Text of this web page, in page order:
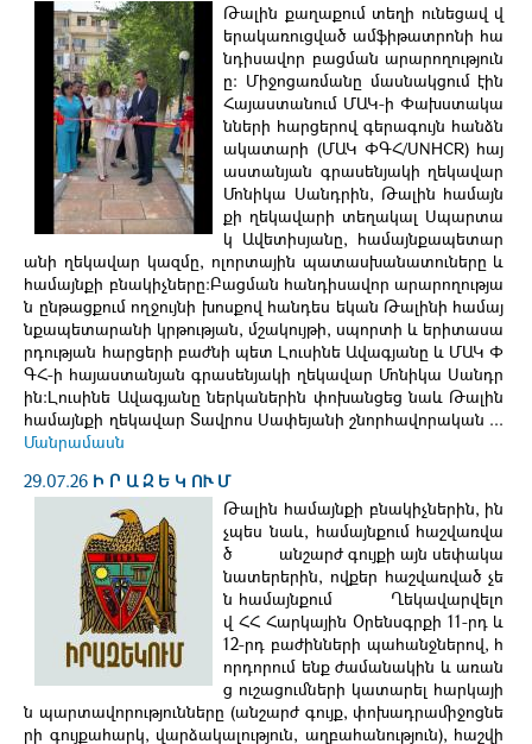
Թալին քաղաքում տեղի ունեցավ վ
երակառուցված ամֆիթատրոնի հա
նդիսավոր բացման արարողություն
ը։ Միջոցառմանը մասնակցում էին
Հայաստանում ՄԱԿ-ի Փախստակա
նների հարցերով գերագույն հանձն
ակատարի (ՄԱԿ ՓԳՀ/UNHCR) հայ
աստանյան գրասենյակի ղեկավար
Մոնիկա Սանդրին, Թալին համայն
քի ղեկավարի տեղակալ Սպարտա
կ Ավետիսյանը, համայնքապետար
անի ղեկավար կազմը, ոլորտային պատասխանատուները և
համայնքի բնակիչները։Բացման հանդիսավոր արարողությա
ն ընթացքում ողջույնի խոսքով հանդես եկան Թալինի համայ
նքապետարանի կրթության, մշակույթի, սպորտի և երիտասա
րդության հարցերի բաժնի պետ Լուսինե Ավագյանը և ՄԱԿ Փ
ԳՀ-ի հայաստանյան գրասենյակի ղեկավար Մոնիկա Սանդր
ին։Լուսինե Ավագյանը ներկաներին փոխանցեց նաև Թալին
համայնքի ղեկավար Տավրոս Սափեյանի շնորհավորական ...
Մանրամասն
29.07.26 Ի Ր Ա Զ Ե Կ ՈՒ Մ
Թալին համայնքի բնակիչներին, ին
չպես նաև, համայնքում հաշվառվա
ծ անշարժ գույքի այն սեփակա
նատերերին, ովքեր հաշվառված չե
ն համայնքում Ղեկավարվելո
վ ՀՀ Հարկային Օրենսգրքի 11-րդ և
12-րդ բաժինների պահանջներով, հ
որդորում ենք ժամանակին և առան
ց ուշացումների կատարել հարկայի
ն պարտավորությունները (անշարժ գույք, փոխադրամիջոցնե
րի գույքահարկ, վարձակալություն, աղբահանություն), հաշվի